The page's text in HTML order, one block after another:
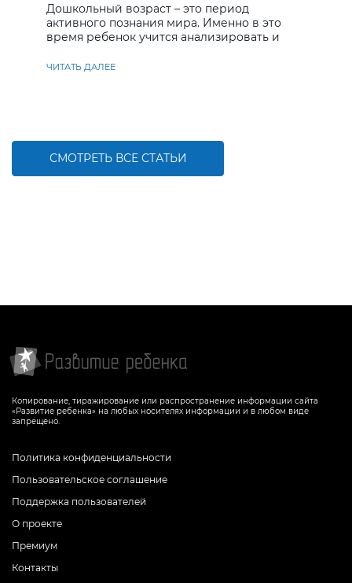
Дошкольный возраст – это период
активного познания мира. Именно в это
время ребенок учится анализировать и
ЧИТАТЬ ДАЛЕЕ
СМОТРЕТЬ ВСЕ СТАТЬИ
Копирование, тиражирование или распространение информации сайта
«Развитие ребенка» на любых носителях информации и в любом виде
запрещено.
Политика конфиденциальности
Пользовательское соглашение
Поддержка пользователей
О проекте
Премиум
Контакты